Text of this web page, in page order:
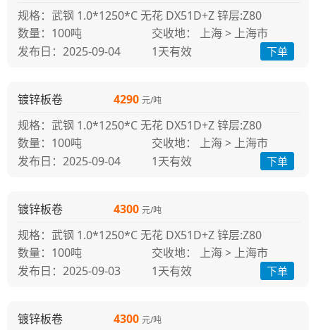
发布日：2025-09-04
规格：武钢 1.0*1250*C 无花 DX51D+Z 锌层:Z80
下单
100吨
交收地： 上海 > 上海市
1天有效
镀锌板卷 4290 元/吨
发布日：2025-09-04
规格：武钢 1.0*1250*C 无花 DX51D+Z 锌层:Z80
下单
100吨
交收地： 上海 > 上海市
1天有效
镀锌板卷 4300 元/吨
发布日：2025-09-03
规格：武钢 1.0*1250*C 无花 DX51D+Z 锌层:Z80
下单
100吨
交收地： 上海 > 上海市
1天有效
镀锌板卷 4300 元/吨